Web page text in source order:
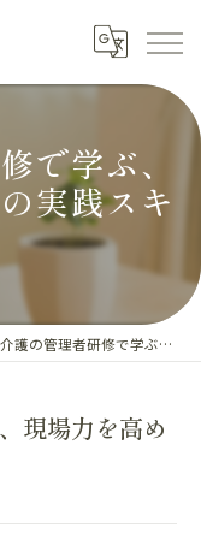
で学ぶ、
実践スキ
理者研修で学ぶ、現場力を高めるための実践スキル
現場力を高め